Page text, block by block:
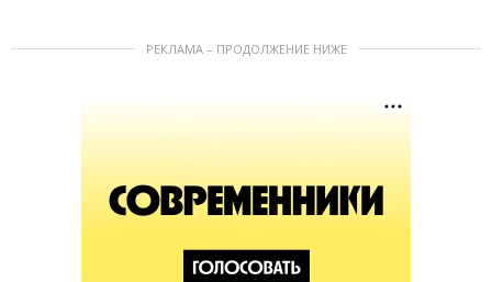
РЕКЛАМА – ПРОДОЛЖЕНИЕ НИЖЕ